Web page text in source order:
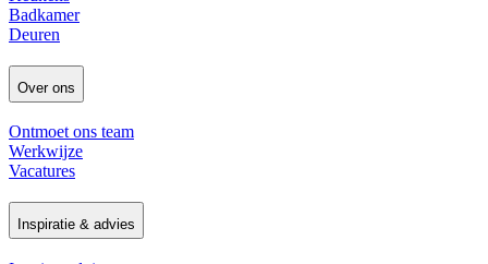
Badkamer
Deuren
Over ons
Ontmoet ons team
Werkwijze
Vacatures
Inspiratie & advies